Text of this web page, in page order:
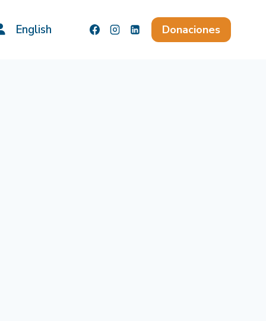
English Donaciones